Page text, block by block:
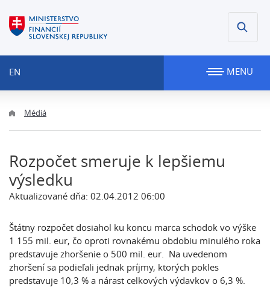
EN MENU
Médiá
Rozpočet smeruje k lepšiemu
výsledku
Aktualizované dňa: 02.04.2012 06:00
Štátny rozpočet dosiahol ku koncu marca schodok vo výške
1 155 mil. eur, čo oproti rovnakému obdobiu minulého roka
predstavuje zhoršenie o 500 mil. eur. Na uvedenom
zhoršení sa podieľali jednak príjmy, ktorých pokles
predstavuje 10,3 % a nárast celkových výdavkov o 6,3 %.